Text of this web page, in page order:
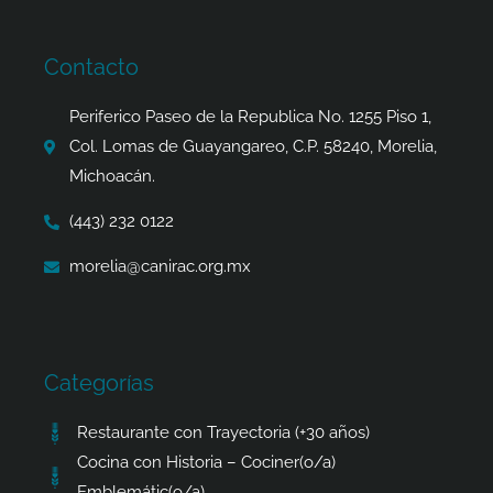
o
k
-
f
a
m
e
r
p
Contacto
Periferico Paseo de la Republica No. 1255 Piso 1,
Col. Lomas de Guayangareo, C.P. 58240, Morelia,
Michoacán.
(443) 232 0122
morelia@canirac.org.mx
Categorías
Restaurante con Trayectoria (+30 años)
Cocina con Historia – Cociner(o/a)